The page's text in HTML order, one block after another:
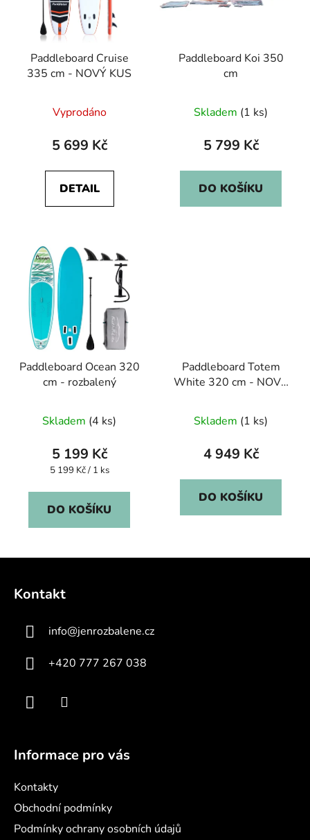
Paddleboard Cruise
335 cm - NOVÝ KUS
Vyprodáno
5 699 Kč
DETAIL
Paddleboard Koi 350
cm
Skladem (1 ks)
5 799 Kč
DO KOŠÍKU
Paddleboard Ocean 320
cm - rozbalený
Skladem (4 ks)
5 199 Kč
Měrná
5 199 Kč / 1 ks
DO KOŠÍKU
Paddleboard Totem
White 320 cm - NOVÝ
Skladem (1 ks)
4 949 Kč
DO KOŠÍKU
Kontakt
info@jenrozbalene.cz
+420 777 267 038
Informace pro vás
Kontakty
Obchodní podmínky
Podmínky ochrany osobních údajů